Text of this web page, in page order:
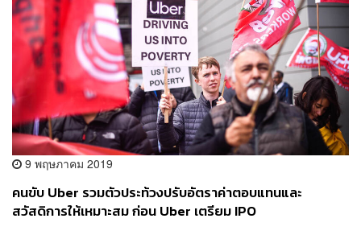
9 พฤษภาคม 2019
คนขับ Uber รวมตัวประท้วงปรับอัตราค่าตอบแทนและ
สวัสดิการให้เหมาะสม ก่อน Uber เตรียม IPO